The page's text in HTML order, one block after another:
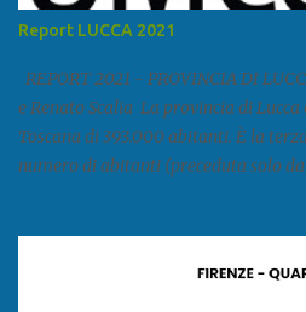
multietnica, con un 40 per cento di
nonostante il forte tasso di
emerge a prescindere dalla religione
Report LUCCA 2021
REPORT 2021 - PROVINCIA DI
e Renato Scalia La provincia di
Toscana di 393.000 abitanti. È la
numero di abitanti (preceduta solo
a est con le province di Pistoia e di